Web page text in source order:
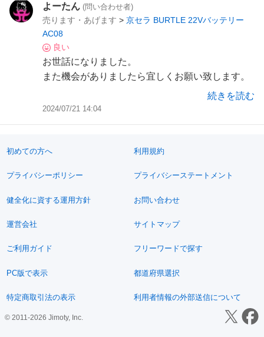
よーたん (問い合わせ者)
売ります・あげます > 京セラ BURTLE 22Vバッテリー
AC08
良い
お世話になりました。
また機会がありましたら宜しくお願い致します。
続きを読む
2024/07/21 14:04
初めての方へ 利用規約
プライバシーポリシー プライバシーステートメント
健全化に資する運用方針 お問い合わせ
運営会社 サイトマップ
ご利用ガイド フリーワードで探す
PC版で表示 都道府県選択
特定商取引法の表示 利用者情報の外部送信について
© 2011-2026 Jimoty, Inc.